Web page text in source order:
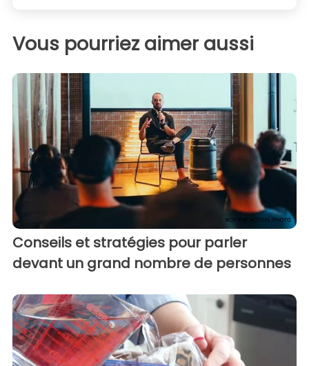
Vous pourriez aimer aussi
Conseils et stratégies pour parler
devant un grand nombre de personnes